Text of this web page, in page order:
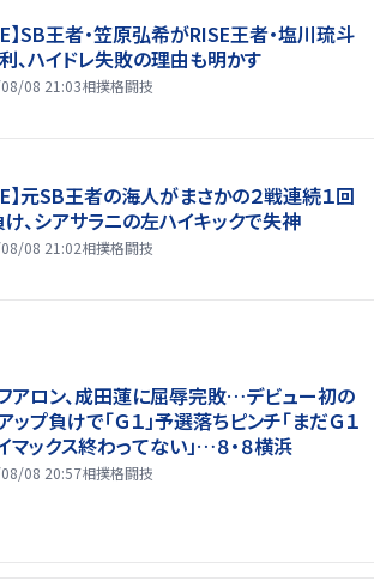
】SB王者・笠原弘希がRISE王者・塩川琉斗
、ハイドレ失敗の理由も明かす
08 21:03相撲格闘技
】元SB王者の海人がまさかの２戦連続１回
、シアサラニの左ハイキックで失神
08 21:02相撲格闘技
アロン、成田蓮に屈辱完敗…デビュー初の
ップ負けで「Ｇ１」予選落ちピンチ「まだＧ１
マックス終わってない」…８・８横浜
08 20:57相撲格闘技